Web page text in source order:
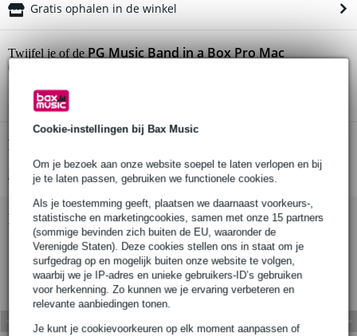
Cookie-instellingen bij Bax Music
Om je bezoek aan onze website soepel te laten verlopen en bij
je te laten passen, gebruiken we functionele cookies.
Als je toestemming geeft, plaatsen we daarnaast voorkeurs-,
statistische en marketingcookies, samen met onze 15 partners
(sommige bevinden zich buiten de EU, waaronder de
Verenigde Staten). Deze cookies stellen ons in staat om je
surfgedrag op en mogelijk buiten onze website te volgen,
waarbij we je IP-adres en unieke gebruikers-ID’s gebruiken
voor herkenning. Zo kunnen we je ervaring verbeteren en
relevante aanbiedingen tonen.
Je kunt je cookievoorkeuren op elk moment aanpassen of
Gratis ophalen in de winkel
Twijfel je of dePG Music Band in a Box Pro Mac
(download)
Productinformatie
Bekijk alle productspecificaties
Bekijk ook eens (1)